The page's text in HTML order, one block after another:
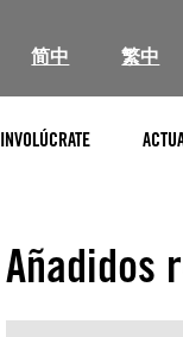
简中 繁中
INVOLÚCRATE
Añadidos